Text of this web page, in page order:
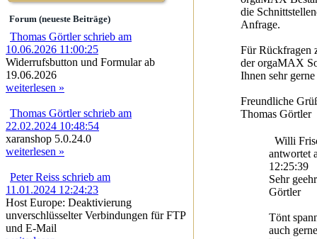
Forum (neueste Beiträge)
Thomas Görtler schrieb am
10.06.2026 11:00:25
Widerrufsbutton und Formular ab
19.06.2026
weiterlesen »
Thomas Görtler schrieb am
22.02.2024 10:48:54
xaranshop 5.0.24.0
weiterlesen »
Peter Reiss schrieb am
11.01.2024 12:24:23
Host Europe: Deaktivierung
unverschlüsselter Verbindungen für FTP
und E-Mail
die
Anfrage.
Für Rückfragen
der orgaMAX
Ihnen sehr
Freundliche
Thomas Görtler
Willi
antwortet
12:25:39
Sehr
Görtler
Tönt
auch